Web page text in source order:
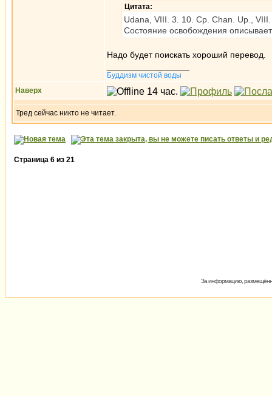
Цитата:
Udana, VIII. 3. 10. Ср. Chan. Up.,
Состояние освобождения
Надо будет поискать хороший перевод.
Буддизм чистой воды
Наверх
Тред сейчас никто не читает.
Страница 6 из 21
За информацию,